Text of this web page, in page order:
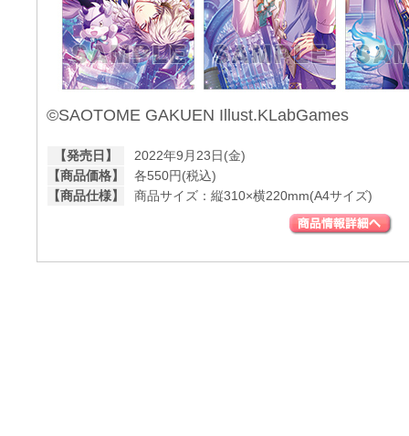
©SAOTOME GAKUEN Illust.KLabGames
【発売日】
2022年9月23日(金)
【商品価格】
各550円(税込)
【商品仕様】
商品サイズ：縦310×横220mm(A4サイズ)